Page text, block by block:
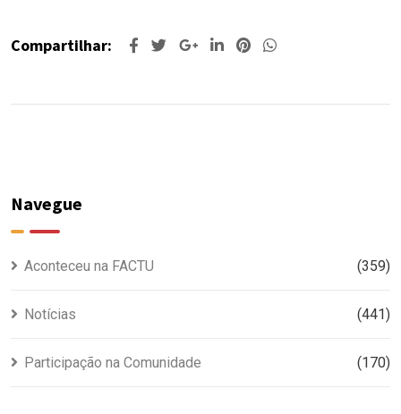
Compartilhar:
Navegue
Aconteceu na FACTU (359)
Notícias (441)
Participação na Comunidade (170)